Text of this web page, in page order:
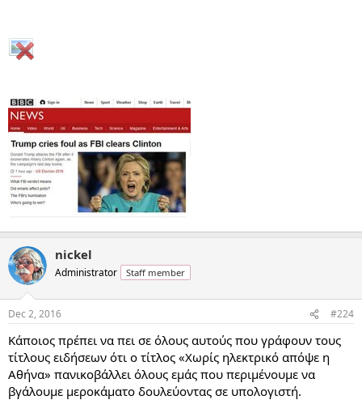
nickel
Administrator Staff member
Dec 2, 2016 #224
Κάποιος πρέπει να πει σε όλους αυτούς που γράφουν τους
τίτλους ειδήσεων ότι ο τίτλος «Χωρίς ηλεκτρικό απόψε η
Αθήνα» πανικοβάλλει όλους εμάς που περιμένουμε να
βγάλουμε μεροκάματο δουλεύοντας σε υπολογιστή.